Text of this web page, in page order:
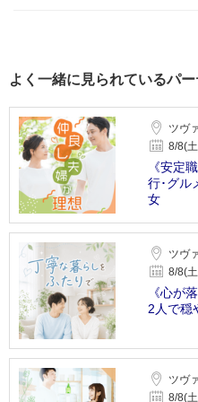
よく一緒に見られているパ
ツヴ
8/8(
《安定
行･グル
女
ツヴ
8/8(
《心が
2人で穏
ツヴ
8/8(